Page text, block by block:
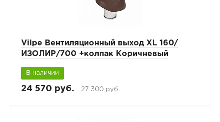
Vilpe Вентиляционный выход XL 160/
ИЗОЛИР/700 +колпак Коричневый
В наличии
24 570 руб. 27 300 руб.